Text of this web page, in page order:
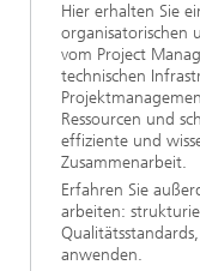
Hier erhalten Sie
organisatorischen
vom Project
technischen
Ressourcen und
effiziente und
Zusammenarbeit.
Erfahren Sie
arbeiten:
anwenden.